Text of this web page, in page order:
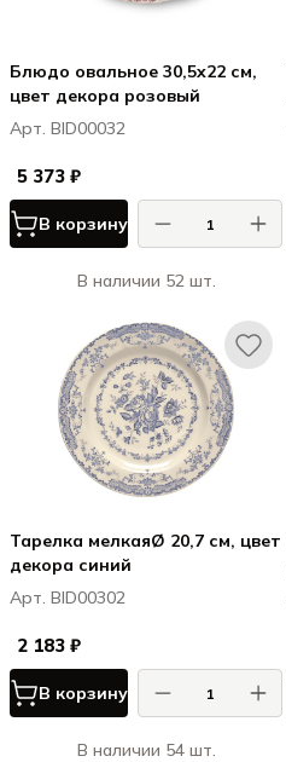
Блюдо овальное 30,5x22 см,
цвет декора розовый
Арт. BID00032
5 373 ₽
В корзину
В наличии 52 шт.
Тарелка мелкаяØ 20,7 см, цвет
декора синий
Арт. BID00302
2 183 ₽
В корзину
В наличии 54 шт.